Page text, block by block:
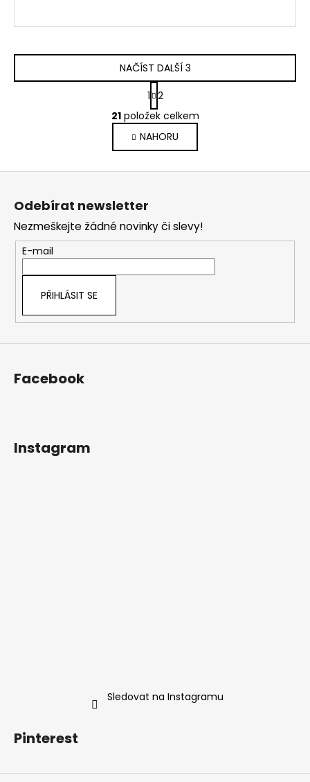
O
v
l
á
d
p
r
v
k
ý
NAČÍST DALŠÍ 3
S
t
r
á
n
k
1 2
21položek celkem
NAHORU
Z
Odebírat newsletter
Nezmeškejte žádné novinky či slevy!
E-mail
PŘIHLÁSIT SE
Facebook
Instagram
Sledovat na Instagramu
Pinterest